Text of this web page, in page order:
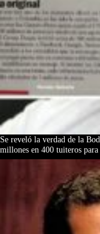
Se reveló la verdad de la
millones en 400 tuiteros